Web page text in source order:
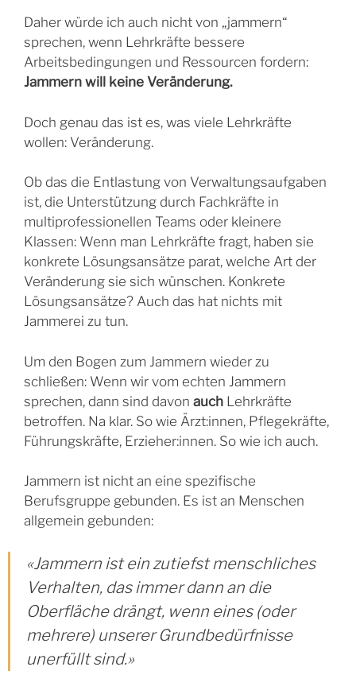
Daher würde ich auch nicht von „jammern“
sprechen, wenn Lehrkräfte bessere
Arbeitsbedingungen und Ressourcen fordern:
Jammern will keine Veränderung.
Doch genau das ist es, was viele Lehrkräfte
wollen: Veränderung.
Ob das die Entlastung von Verwaltungsaufgaben
ist, die Unterstützung durch Fachkräfte in
multiprofessionellen Teams oder kleinere
Klassen: Wenn man Lehrkräfte fragt, haben sie
konkrete Lösungsansätze parat, welche Art der
Veränderung sie sich wünschen. Konkrete
Lösungsansätze? Auch das hat nichts mit
Jammerei zu tun.
Um den Bogen zum Jammern wieder zu
schließen: Wenn wir vom echten Jammern
sprechen, dann sind davon auch Lehrkräfte
betroffen. Na klar. So wie Ärzt:innen, Pflegekräfte,
Führungskräfte, Erzieher:innen. So wie ich auch.
Jammern ist nicht an eine spezifische
Berufsgruppe gebunden. Es ist an Menschen
allgemein gebunden:
«Jammern ist ein zutiefst menschliches
Verhalten, das immer dann an die
Oberfläche drängt, wenn eines (oder
mehrere) unserer Grundbedürfnisse
unerfüllt sind.»